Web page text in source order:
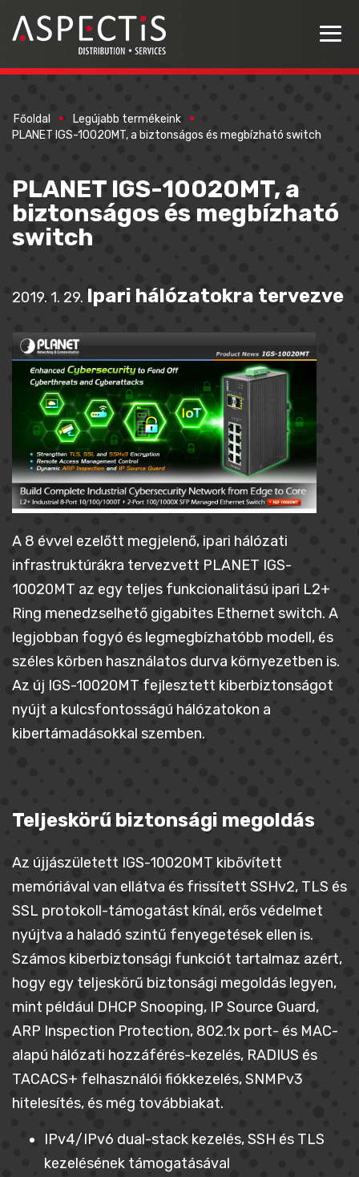
Főoldal
Legújabb termékeink
PLANET IGS-10020MT, a biztonságos és megbízható switch
PLANET IGS-10020MT, a
biztonságos és megbízható
switch
2019. 1. 29. Ipari hálózatokra tervezve
A 8 évvel ezelőtt megjelenő, ipari hálózati
infrastruktúrákra tervezvett PLANET IGS-
10020MT az egy teljes funkcionalitású ipari L2+
Ring menedzselhető gigabites Ethernet switch. A
legjobban fogyó és legmegbízhatóbb modell, és
széles körben használatos durva környezetben is.
Az új IGS-10020MT fejlesztett kiberbiztonságot
nyújt a kulcsfontosságú hálózatokon a
kibertámadásokkal szemben.
Teljeskörű biztonsági megoldás
Az újjászületett IGS-10020MT kibővített
memóriával van ellátva és frissített SSHv2, TLS és
SSL protokoll-támogatást kínál, erős védelmet
nyújtva a haladó szintű fenyegetések ellen is.
Számos kiberbiztonsági funkciót tartalmaz azért,
hogy egy teljeskörű biztonsági megoldás legyen,
mint például DHCP Snooping, IP Source Guard,
ARP Inspection Protection, 802.1x port- és MAC-
alapú hálózati hozzáférés-kezelés, RADIUS és
TACACS+ felhasználói fiókkezelés, SNMPv3
hitelesítés, és még továbbiakat.
IPv4/IPv6 dual-stack kezelés, SSH és TLS
kezelésének támogatásával